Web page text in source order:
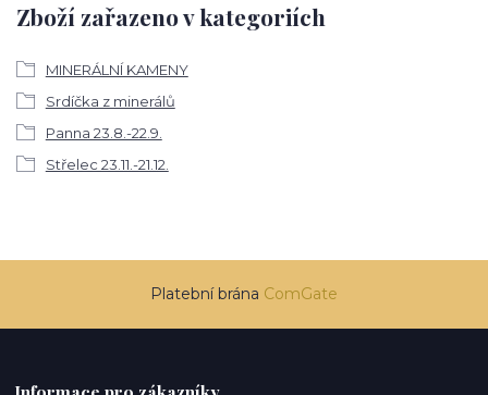
Zboží zařazeno v kategoriích
MINERÁLNÍ KAMENY
Srdíčka z minerálů
Panna 23.8.-22.9.
Střelec 23.11.-21.12.
Platební brána ComGate